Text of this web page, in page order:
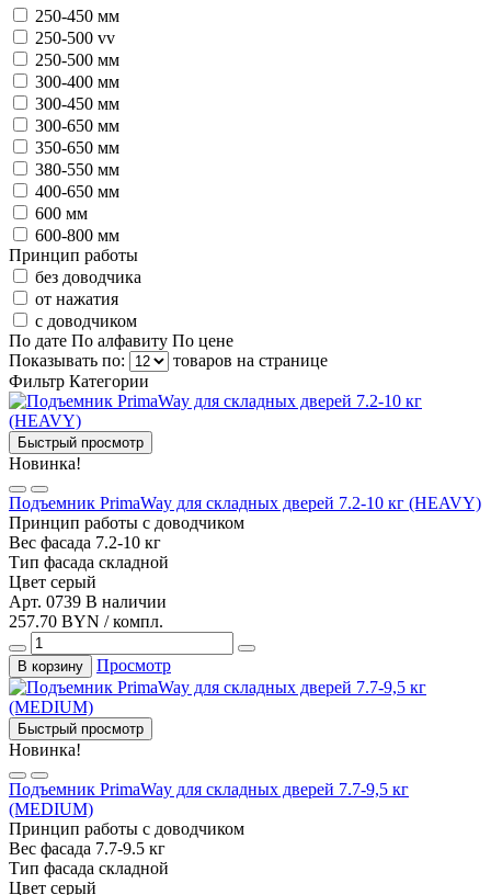
250-450 мм
250-500 vv
250-500 мм
300-400 мм
300-450 мм
300-650 мм
350-650 мм
380-550 мм
400-650 мм
600 мм
600-800 мм
Принцип работы
без доводчика
от нажатия
с доводчиком
По дате По алфавиту По цене
Показывать по:
товаров на странице
Фильтр Категории
Быстрый просмотр
Новинка!
Подъемник PrimaWay для складных дверей 7.2-10 кг (HEAVY)
Принцип работы с доводчиком
Вес фасада 7.2-10 кг
Тип фасада складной
Цвет серый
Арт. 0739 В наличии
257.70 BYN / компл.
В корзину Просмотр
Быстрый просмотр
Новинка!
Подъемник PrimaWay для складных дверей 7.7-9,5 кг
(MEDIUM)
Принцип работы с доводчиком
Вес фасада 7.7-9.5 кг
Тип фасада складной
Цвет серый